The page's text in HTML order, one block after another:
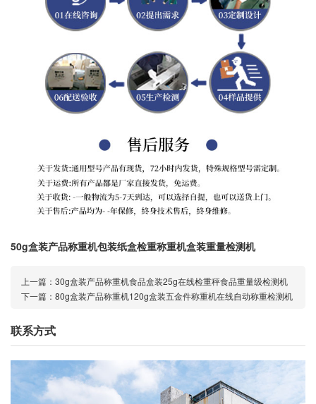
50g盒装产品称重机包装纸盒检重称重机盒装重量检测机
上一篇： 30g盒装产品称重机食品盒装25g在线检重秤食品重量级检测机
下一篇： 80g盒装产品称重机120g盒装五金件称重机在线自动称重检测机
联系方式